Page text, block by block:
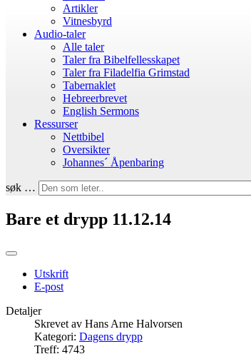
Artikler
Vitnesbyrd
Audio-taler
Alle taler
Taler fra Bibelfellesskapet
Taler fra Filadelfia Grimstad
Tabernaklet
Hebreerbrevet
English Sermons
Ressurser
Nettbibel
Oversikter
Johannes´ Åpenbaring
søk …
Bare et drypp 11.12.14
Utskrift
E-post
Detaljer
Skrevet av Hans Arne Halvorsen
Kategori: Dagens drypp
Treff: 4743